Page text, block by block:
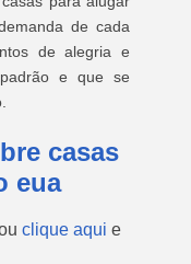
de cada
de alegria e
e que se
casas
eua
clique aqui e